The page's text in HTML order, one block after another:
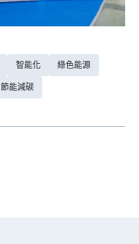
智能化 綠色能源
節能減碳